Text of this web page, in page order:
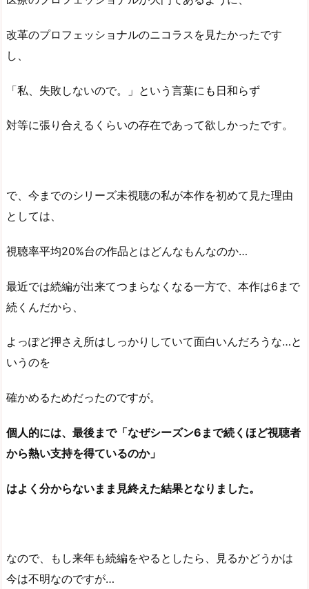
改革のプロフェッショナルのニコラスを見たかったです
し、
「私、失敗しないので。」という言葉にも日和らず
対等に張り合えるくらいの存在であって欲しかったです。
で、今までのシリーズ未視聴の私が本作を初めて見た理由
としては、
視聴率平均20%台の作品とはどんなもんなのか…
最近では続編が出来てつまらなくなる一方で、本作は6まで
続くんだから、
よっぽど押さえ所はしっかりしていて面白いんだろうな…と
いうのを
確かめるためだったのですが。
個人的には、最後まで「なぜシーズン6まで続くほど視聴者
から熱い支持を得ているのか」
はよく分からないまま見終えた結果となりました。
なので、もし来年も続編をやるとしたら、見るかどうかは
今は不明なのですが…